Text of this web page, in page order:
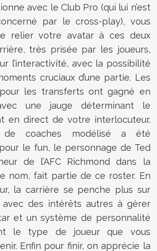
avec le Club Pro (qui lui n’est
par le cross-play), vous
relier votre avatar à ces deux
très prisée par les joueurs,
l’interactivité, avec la possibilité
cruciaux d’une partie. Les
les transferts ont gagné en
une jauge déterminant le
en direct de votre interlocuteur.
coaches modélisé a été
le fun, le personnage de Ted
de l’AFC Richmond dans la
nom, fait partie de ce roster. En
la carrière se penche plus sur
avec des intérêts autres à gérer
et un système de personnalité
le type de joueur que vous
Enfin pour finir, on apprécie la